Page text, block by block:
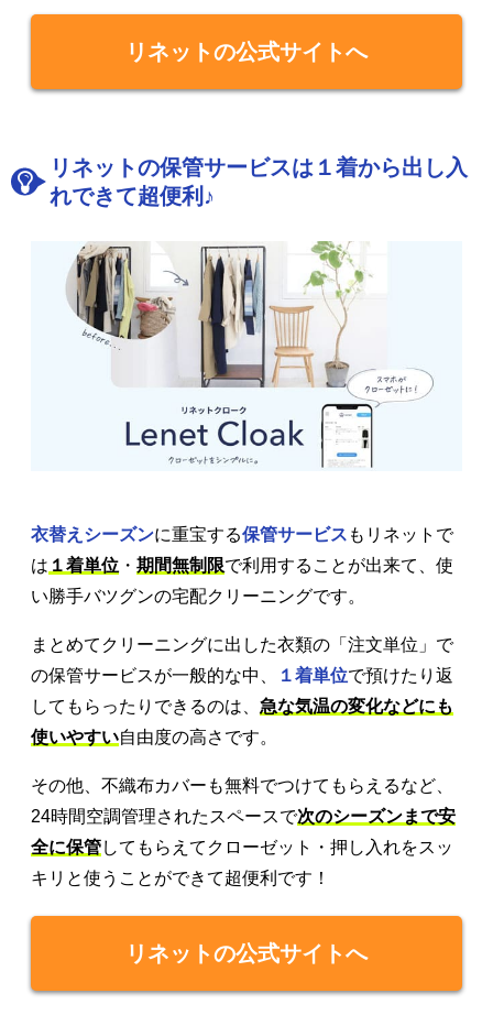
リネットの公式サイトへ
リネットの保管サービスは１着から出し入
れできて超便利♪
衣替えシーズンに重宝する保管サービス もリネットで
は １着単位 ・ 期間無制限で利用することが出来て、使
い勝手バツグンの宅配クリーニングです。
まとめてクリーニングに出した衣類の「注文単位」で
の保管サービスが一般的な中、
１着単位で預けたり返
してもらったりできるのは、 急な気温の変化などにも
使いやすい自由度の高さです。
その他、不織布カバーも無料でつけてもらえるなど、
24時間空調管理されたスペースで次のシーズンまで安
全に保管してもらえてクローゼット・押し入れをスッ
キリと使うことができて超便利です！
リネットの公式サイトへ